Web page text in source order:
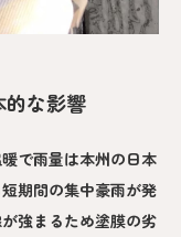
的な影響
で雨量は本州の日本
期間の集中豪雨が発
強まるため塗膜の劣